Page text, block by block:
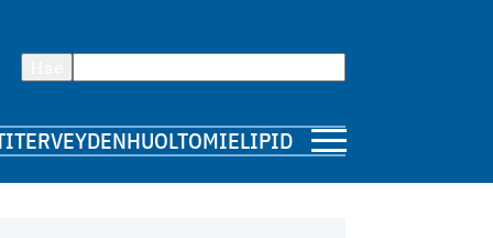
TERVEYDENHUOLTOMIELIPIDE